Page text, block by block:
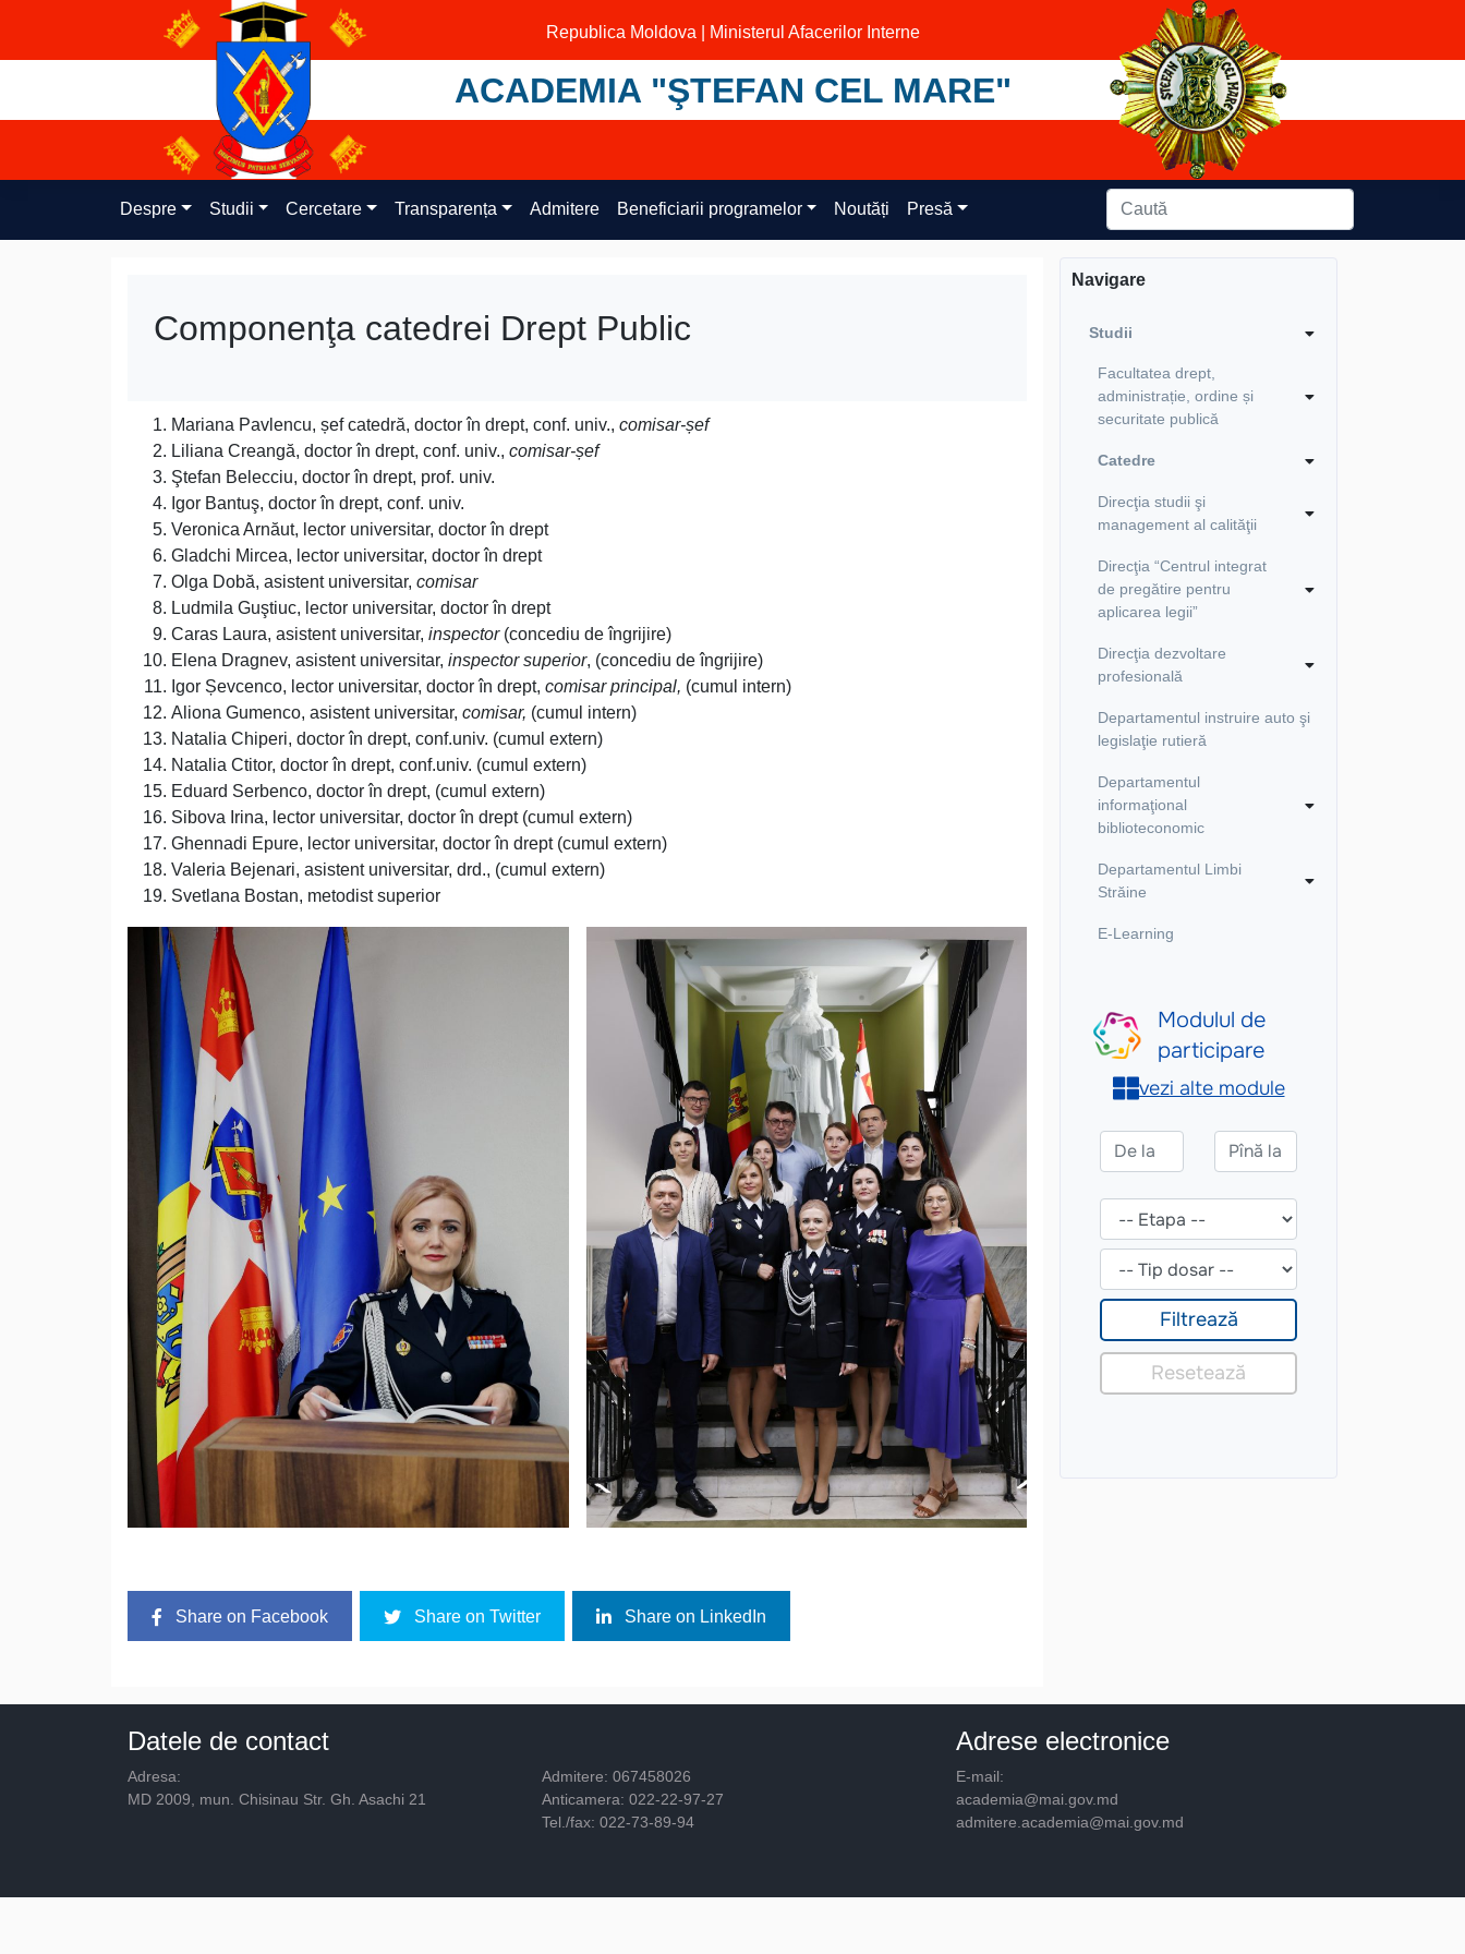
content
Republica Moldova | Ministerul Afacerilor Interne
ACADEMIA "ŞTEFAN CEL MARE"
Despre Studii Cercetare Transparența Admitere Beneficiarii programelor Noutăți Presă
Componenţa catedrei Drept Public
Mariana Pavlencu, șef catedră, doctor în drept, conf. univ., comisar-șef
Liliana Creangă, doctor în drept, conf. univ., comisar-șef
Ştefan Belecciu, doctor în drept, prof. univ.
Igor Bantuş, doctor în drept, conf. univ.
Veronica Arnăut, lector universitar, doctor în drept
Gladchi Mircea, lector universitar, doctor în drept
Olga Dobă, asistent universitar, comisar
Ludmila Guştiuc, lector universitar, doctor în drept
Caras Laura, asistent universitar, inspector(concediu de îngrijire)
Elena Dragnev, asistent universitar, inspector superior, (concediu de îngrijire)
Igor Șevcenco, lector universitar, doctor în drept, comisar principal, (cumul intern)
Aliona Gumenco, asistent universitar, comisar, (cumul intern)
Natalia Chiperi, doctor în drept, conf.univ. (cumul extern)
Natalia Ctitor, doctor în drept, conf.univ. (cumul extern)
Eduard Serbenco, doctor în drept, (cumul extern)
Sibova Irina, lector universitar, doctor în drept (cumul extern)
Ghennadi Epure, lector universitar, doctor în drept (cumul extern)
Valeria Bejenari, asistent universitar, drd., (cumul extern)
Svetlana Bostan, metodist superior
Share on Facebook Share on Twitter Share on LinkedIn
Navigare
Studii
Facultatea drept,
administrație, ordine și
securitate publică
Catedre
Direcţia studii şi
management al calităţii
Direcţia “Centrul integrat
de pregătire pentru
aplicarea legii”
Direcţia dezvoltare
profesională
Departamentul instruire auto şi
legislaţie rutieră
Departamentul
informaţional
biblioteconomic
Departamentul Limbi
Străine
E-Learning
Datele de contact
Adresa:
MD 2009, mun. Chisinau Str. Gh. Asachi 21
Admitere: 067458026
Anticamera: 022-22-97-27
Tel./fax: 022-73-89-94
Adrese electronice
E-mail:
academia@mai.gov.md
admitere.academia@mai.gov.md